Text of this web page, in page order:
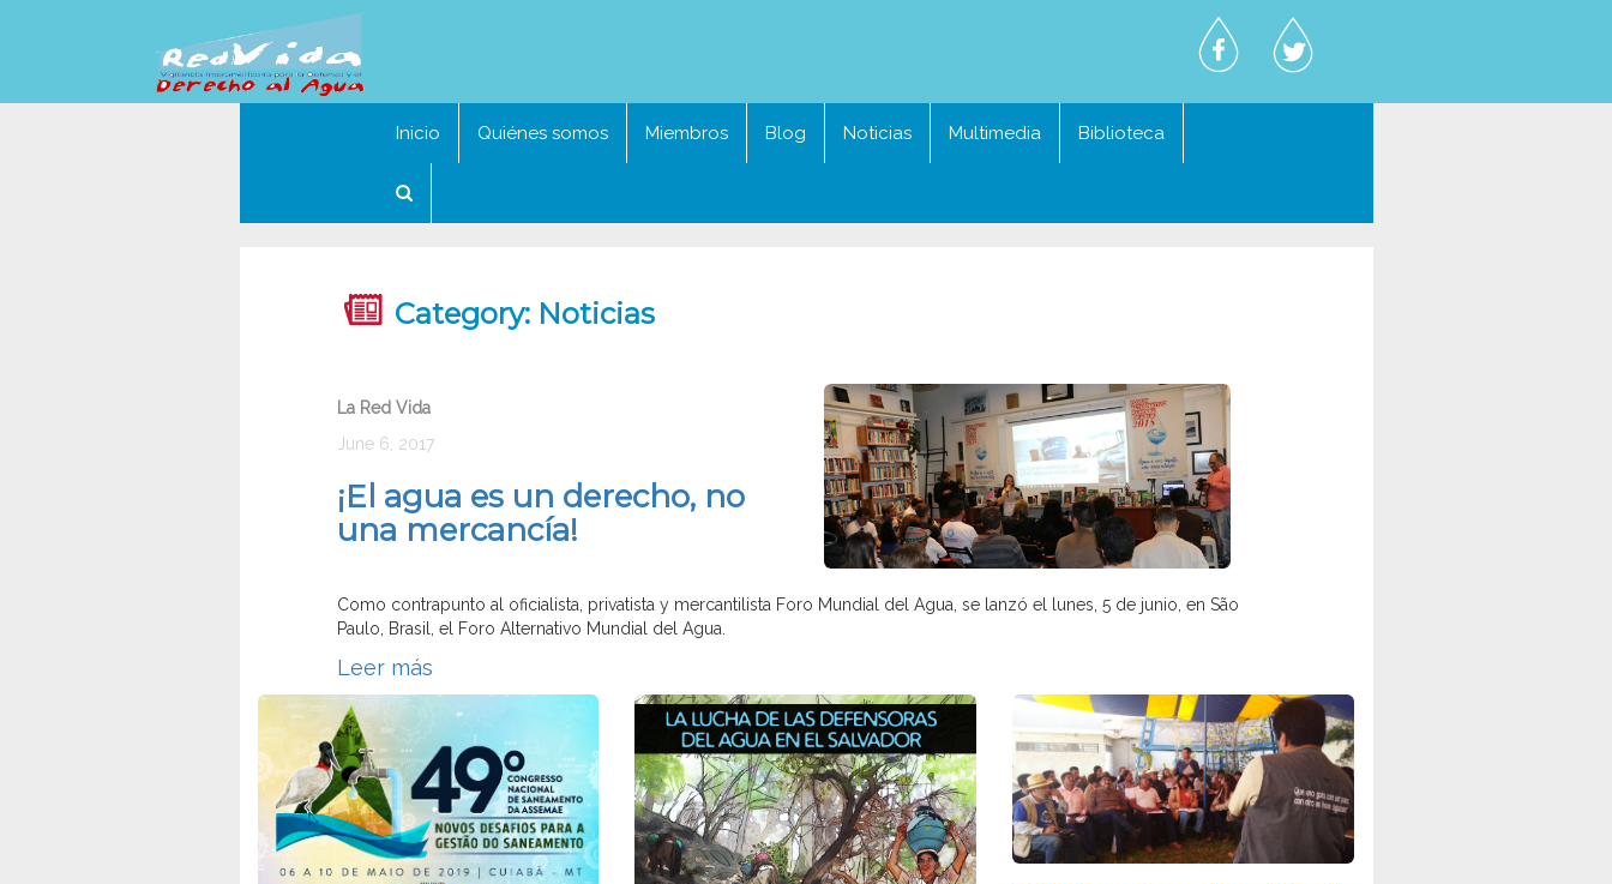
Inicio Quiénes somos Miembros Blog Noticias Multimedia Biblioteca
Category: Noticias
La Red Vida
June 6, 2017
¡El agua es un derecho, no
una mercancía!
Como contrapunto al oficialista, privatista y mercantilista Foro Mundial del Agua, se lanzó el lunes, 5 de junio, en São
Paulo, Brasil, el Foro Alternativo Mundial del Agua.
Leer más